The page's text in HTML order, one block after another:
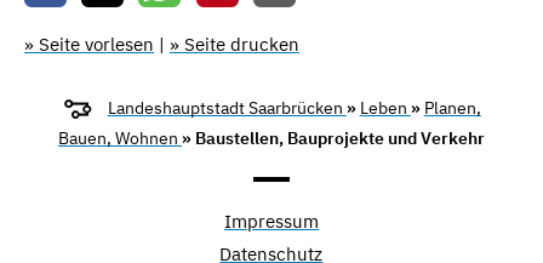
» Seite vorlesen | » Seite drucken
Landeshauptstadt Saarbrücken » Leben » Planen,
Bauen, Wohnen » Baustellen, Bauprojekte und Verkehr
Impressum
Datenschutz